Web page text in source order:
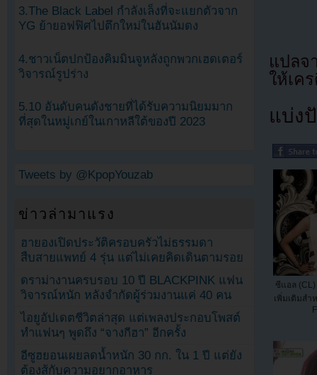
แปล
ให้เค
แบ่ง
ซีแอล
เพิ่มเติมสำ
3.The Black Label กำลังเล็งที่จะแยกตัวจาก
YG ย้ายอฟฟิศไปตึกใหม่ในฮันนัมดง
4.ชาวเน็ตปกป้องคิมมินจูหลังถูกพวกเฮดเตอร์
วิจารณ์รูปร่าง
5.10 อันดับคนดังชายที่ได้รับความนิยมมาก
ที่สุดในหมู่เกย์ในเกาหลีใต้ของปี 2023
Tweets by @KpopYouzab
ข่าวล่ามาแรง
ฮายองเปิดประวัติครอบครัวไม่ธรรมดา
สืบสายแพทย์ 4 รุ่น แต่ไม่เคยคิดเดินตามรอย
ดราม่างานครบรอบ 10 ปี BLACKPINK แฟน
วิจารณ์หนัก หลังจำกัดผู้ร่วมงานแค่ 40 คน
ไอยูอัปเดตชีวิตล่าสุด แต่เพลงประกอบโพสต์
ทำแฟนๆ พูดถึง “จางกีฮา” อีกครั้ง
อีซูฮยอนเผยลดน้ำหนัก 30 กก. ใน 1 ปี แต่ยัง
ต้องสู้กับความอยากอาหาร